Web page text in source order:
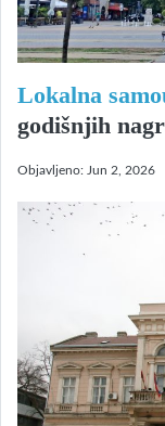
Lokalna
godišnjih
Objavljeno: Jun 2, 2026